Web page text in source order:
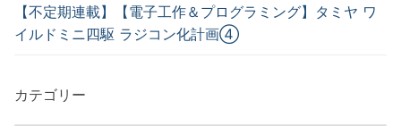
【不定期連載】【電子工作＆プログラミング】タミヤ ワ
イルドミニ四駆 ラジコン化計画④
カテゴリー